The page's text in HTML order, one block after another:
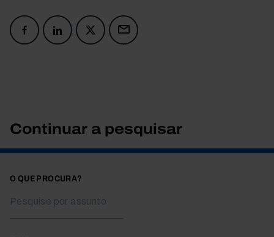
Continuar a pesquisar
O QUE PROCURA?